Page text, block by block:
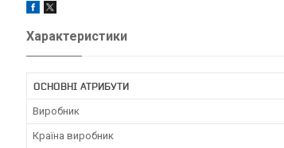
Характеристики
ОСНОВНІ АТРИБУТИ
Виробник
Країна виробник